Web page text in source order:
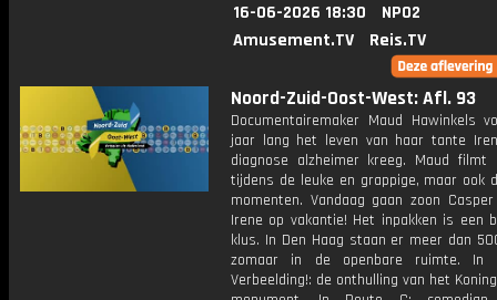
16-06-2026 18:30
NPO2
Amusement.TV
Reis.TV
Noord-Zuid-Oost-West: Afl. 93
Documentairemaker Maud Hawinkels
jaar lang het leven van haar tante
diagnose alzheimer kreeg. Maud filmt
tijdens de leuke en grappige, maar ook
momenten. Vandaag gaan zoon
Irene op vakantie! Het inpakken is een
klus. In Den Haag staan er meer dan
zomaar in de openbare ruimte. In
Verbeelding!: de onthulling van het